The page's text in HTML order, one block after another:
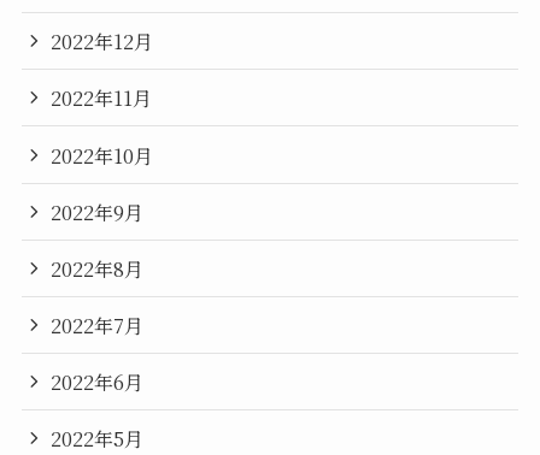
2022年12月
2022年11月
2022年10月
2022年9月
2022年8月
2022年7月
2022年6月
2022年5月